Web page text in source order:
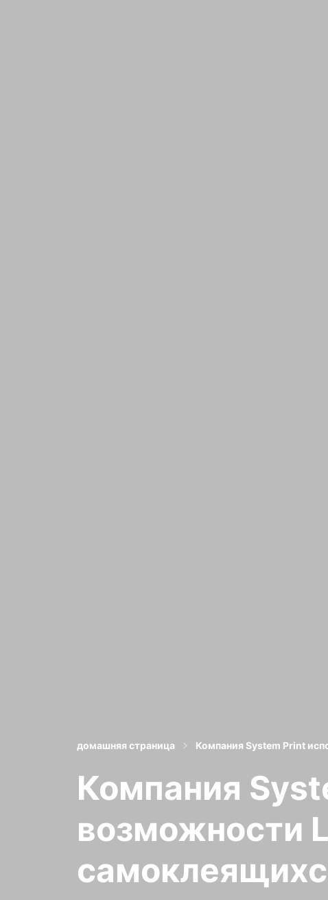
домашняя страница Компания System Print
Компания
возможности